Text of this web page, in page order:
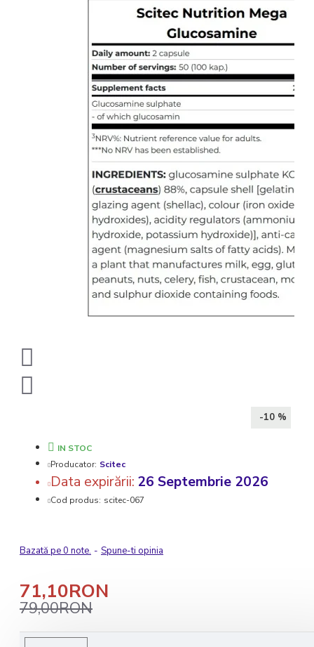
-10 %
IN STOC
Producator: Scitec
Data expirării: 26 Septembrie 2026
Cod produs: scitec-067
Bazată pe 0 note. - Spune-ti opinia
71,10RON
79,00RON
Livrare rapida in 1-2 zile lucratoare